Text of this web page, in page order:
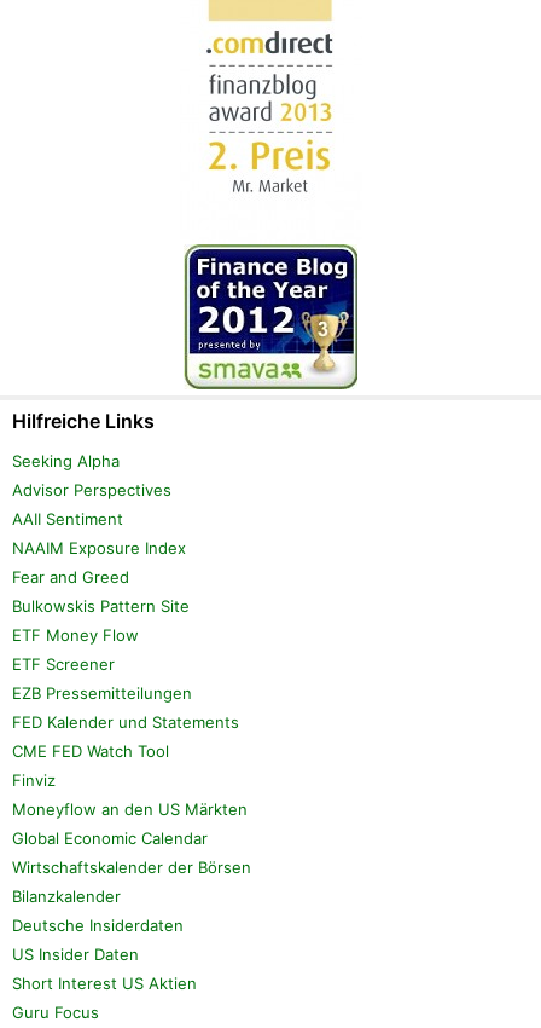
Hilfreiche Links
Seeking Alpha
Advisor Perspectives
AAII Sentiment
NAAIM Exposure Index
Fear and Greed
Bulkowskis Pattern Site
ETF Money Flow
ETF Screener
EZB Pressemitteilungen
FED Kalender und Statements
CME FED Watch Tool
Finviz
Moneyflow an den US Märkten
Global Economic Calendar
Wirtschaftskalender der Börsen
Bilanzkalender
Deutsche Insiderdaten
US Insider Daten
Short Interest US Aktien
Guru Focus